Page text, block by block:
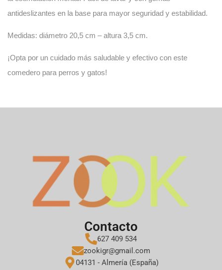
antideslizantes en la base para mayor seguridad y estabilidad.
Medidas: diámetro 20,5 cm –altura 3,5 cm.
¡Opta por un cuidado más saludable y efectivo con este
comedero para perros y gatos!
Contacto
627 409 534
zookigr@gmail.com
04131 - Almería (España)